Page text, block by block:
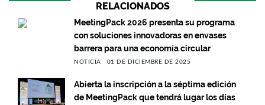
RELACIONADOS
MeetingPack 2026 presenta su programa
con soluciones innovadoras en envases
barrera para una economía circular
NOTICIA 01 DE DICIEMBRE DE 2025
Abierta la inscripción a la séptima edición
de MeetingPack que tendrá lugar los días